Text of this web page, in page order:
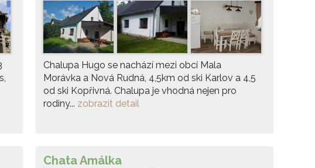
Chalupa Hugo se nachází mezi obcí Mala
Morávka a Nová Rudná, 4,5km od ski Karlov a 4,5
od ski Kopřivná. Chalupa je vhodná nejen pro
rodiny... zobrazit detail
Chata Amálka